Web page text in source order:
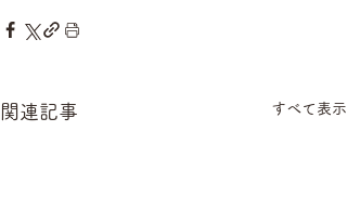
関連記事 すべて表示